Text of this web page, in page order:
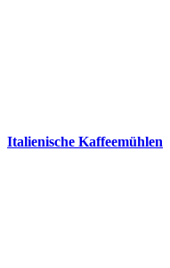
Italienische Kaffeemühlen